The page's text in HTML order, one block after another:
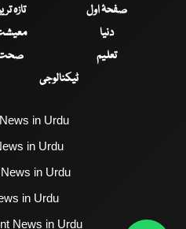
صفحۂ اول تازہ
دنیا
تعلیم
ٹیکنالوجی
in Urdu
in Urdu
in Urdu
in Urdu
News in Urdu